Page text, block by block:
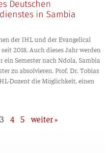
Deutschen
in Sambia
der IHL und der Evan­ge­li­cal
2018. Auch die­ses Jahr wer­den
Semes­ter nach Ndo­la, Sam­bia
zu absol­vie­ren. Prof. Dr. Tobi­as
Dozent die Mög­lich­keit, einen
3 4 5 wei­ter »